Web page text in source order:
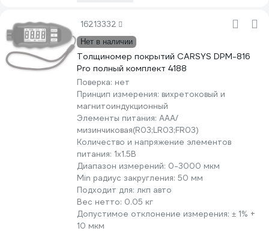
16213332
Нет в наличии
Толщиномер покрытий CARSYS DPM-816
Pro полный комплект 4188
Поверка: нет
Принцип измерения: вихретоковый и
магнитоиндукционный
Элементы питания: AAA/
мизинчиковая(R03;LR03;FR03)
Количество и напряжение элементов
питания: 1х1.5B
Диапазон измерений: 0-3000 мкм
Min радиус закругления: 50 мм
Подходит для: лкп авто
Вес нетто: 0.05 кг
Допустимое отклонение измерения: ± 1% +
10 мкм